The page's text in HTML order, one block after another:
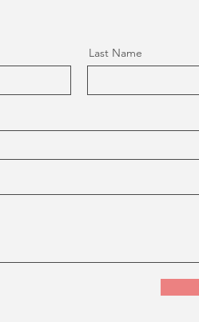
Last Name